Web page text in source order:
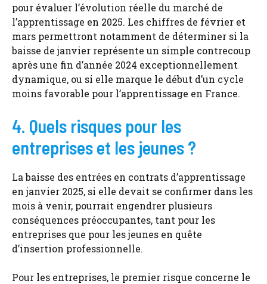
pour évaluer l’évolution réelle du marché de
l’apprentissage en 2025. Les chiffres de février et
mars permettront notamment de déterminer si la
baisse de janvier représente un simple contrecoup
après une fin d’année 2024 exceptionnellement
dynamique, ou si elle marque le début d’un cycle
moins favorable pour l’apprentissage en France.
4. Quels risques pour les
entreprises et les jeunes ?
La baisse des entrées en contrats d’apprentissage
en janvier 2025, si elle devait se confirmer dans les
mois à venir, pourrait engendrer plusieurs
conséquences préoccupantes, tant pour les
entreprises que pour les jeunes en quête
d’insertion professionnelle.
Pour les entreprises, le premier risque concerne le